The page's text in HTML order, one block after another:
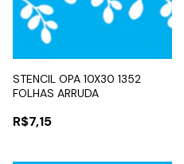
STENCIL OPA 10X30 1352
FOLHAS ARRUDA
R$7,15